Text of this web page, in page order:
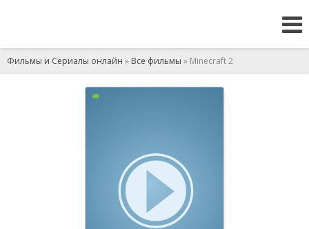
Фильмы и Сериалы онлайн » Все фильмы » Minecraft 2